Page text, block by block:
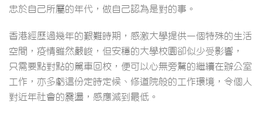
忠於自己所屬的年代，做自己認為是對的事。
香港經歷過幾年的艱難時期，感激大學提供一個特殊的生活
空間，疫情雖然嚴峻，但安穩的大學校園卻似少受影響，
只需要點對點的駕車回校，便可以心無旁騖的繼續在辦公室
工作，亦多虧這份定時定候、修道院般的工作環境，令個人
對近年社會的震盪，感應減到最低。